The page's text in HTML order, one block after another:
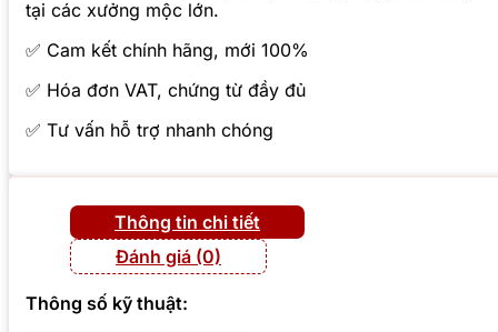
tại các xưởng mộc lớn.
✅ Cam kết chính hãng, mới 100%
✅ Hóa đơn VAT, chứng từ đầy đủ
✅ Tư vấn hỗ trợ nhanh chóng
Thông tin chi tiết
Đánh giá (0)
Thông số kỹ thuật: